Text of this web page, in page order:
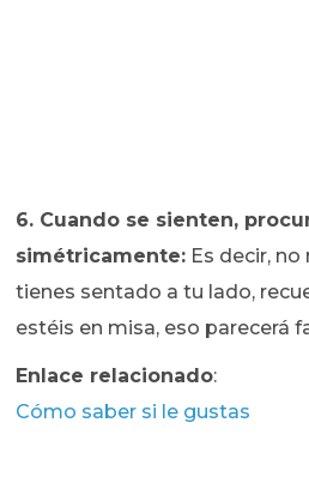
6. Cuando se sienten,
simétricamente: Es decir,
tienes sentado a tu lado,
estéis en misa, eso parecerá
Enlace relacionado:
Cómo saber si le gustas